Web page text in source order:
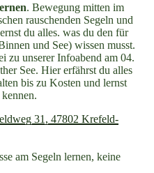
. Bewegung mitten im
rauschenden Segeln und
du alles. was du den für
und See) wissen musst.
zu unserer Infoabend am 04.
See. Hier erfährst du alles
bis zu Kosten und lernst
31, 47802 Krefeld-
am Segeln lernen, keine